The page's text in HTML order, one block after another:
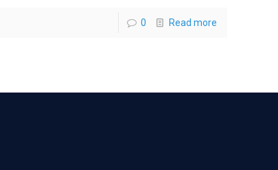
0 Read more